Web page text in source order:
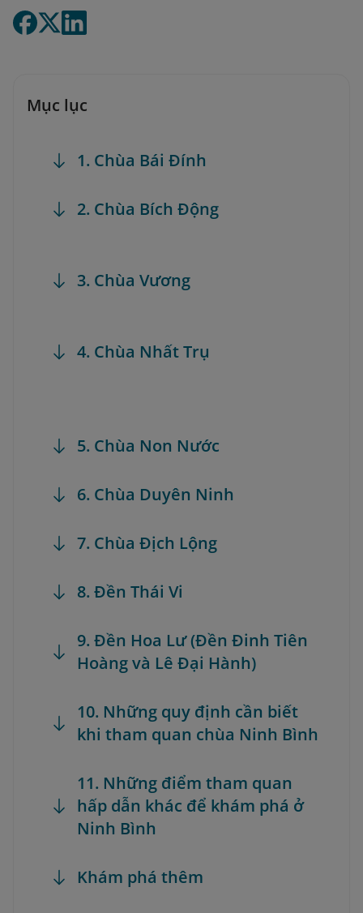
Mục lục
1. Chùa Bái Đính
2. Chùa Bích Động
3. Chùa Vương
4. Chùa Nhất Trụ
5. Chùa Non Nước
6. Chùa Duyên Ninh
7. Chùa Địch Lộng
8. Đền Thái Vi
9. Đền Hoa Lư (Đền Đinh Tiên
Hoàng và Lê Đại Hành)
10. Những quy định cần biết
khi tham quan chùa Ninh Bình
11. Những điểm tham quan
hấp dẫn khác để khám phá ở
Ninh Bình
Khám phá thêm